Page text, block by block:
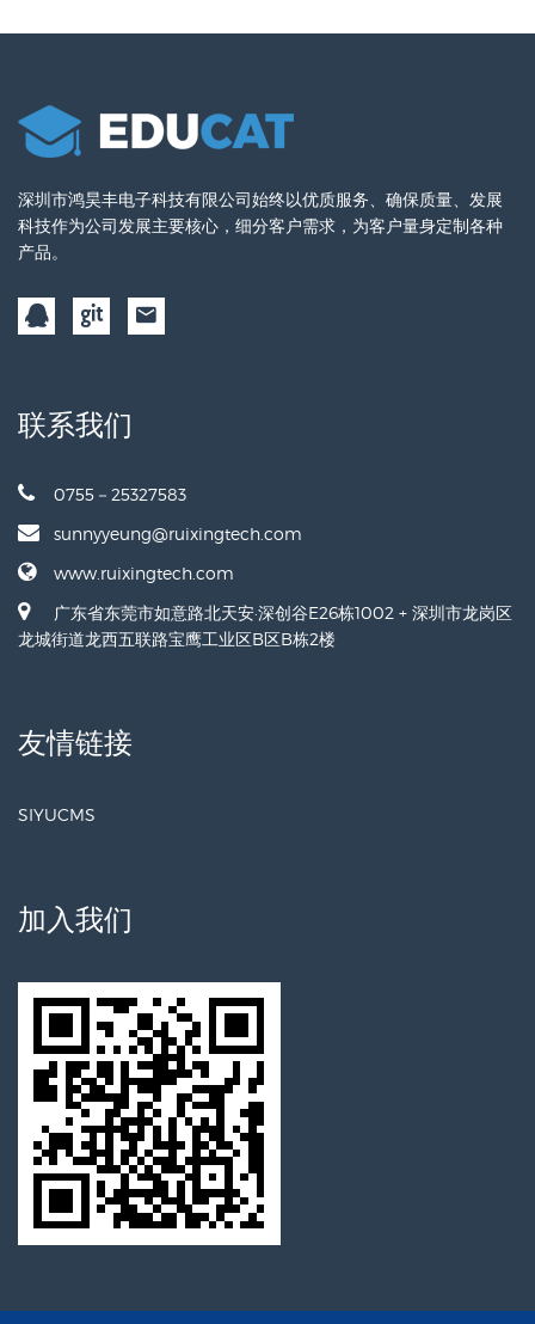
深圳市鸿昊丰电子科技有限公司始终以优质服务、确保质量、发展
科技作为公司发展主要核心，细分客户需求，为客户量身定制各种
产品。
联系我们
0755－25327583
sunnyyeung@ruixingtech.com
www.ruixingtech.com
广东省东莞市如意路北天安·深创谷E26栋1002 + 深圳市龙岗区
龙城街道龙西五联路宝鹰工业区B区B栋2楼
友情链接
SIYUCMS
加入我们